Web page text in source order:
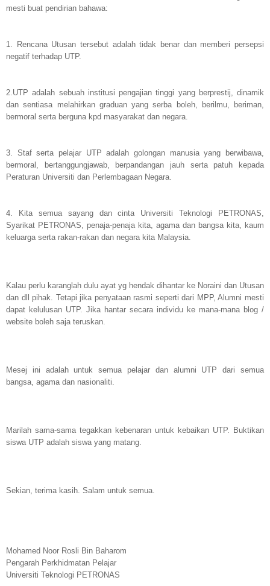
mesti buat pendirian bahawa:
1. Rencana Utusan tersebut adalah tidak benar dan memberi persepsi
negatif terhadap UTP.
2.UTP adalah sebuah institusi pengajian tinggi yang berprestij, dinamik
dan sentiasa melahirkan graduan yang serba boleh, berilmu, beriman,
bermoral serta berguna kpd masyarakat dan negara.
3. Staf serta pelajar UTP adalah golongan manusia yang berwibawa,
bermoral, bertanggungjawab, berpandangan jauh serta patuh kepada
Peraturan Universiti dan Perlembagaan Negara.
4. Kita semua sayang dan cinta Universiti Teknologi PETRONAS,
Syarikat PETRONAS, penaja-penaja kita, agama dan bangsa kita, kaum
keluarga serta rakan-rakan dan negara kita Malaysia.
Kalau perlu karanglah dulu ayat yg hendak dihantar ke Noraini dan Utusan
dan dll pihak. Tetapi jika penyataan rasmi seperti dari MPP, Alumni mesti
dapat kelulusan UTP. Jika hantar secara individu ke mana-mana blog /
website boleh saja teruskan.
Mesej ini adalah untuk semua pelajar dan alumni UTP dari semua
bangsa, agama dan nasionaliti.
Marilah sama-sama tegakkan kebenaran untuk kebaikan UTP. Buktikan
siswa UTP adalah siswa yang matang.
Sekian, terima kasih. Salam untuk semua.
Mohamed Noor Rosli Bin Baharom
Pengarah Perkhidmatan Pelajar
Universiti Teknologi PETRONAS